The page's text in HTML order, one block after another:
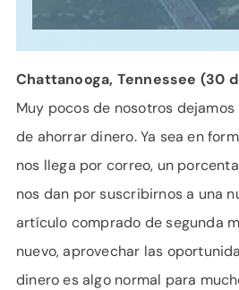
Chattanooga, Tennessee (30
Muy pocos de nosotros
de ahorrar dinero. Ya sea en
nos llega por correo, un
nos dan por suscribirnos a una
artículo comprado de segunda
nuevo, aprovechar las
dinero es algo normal para